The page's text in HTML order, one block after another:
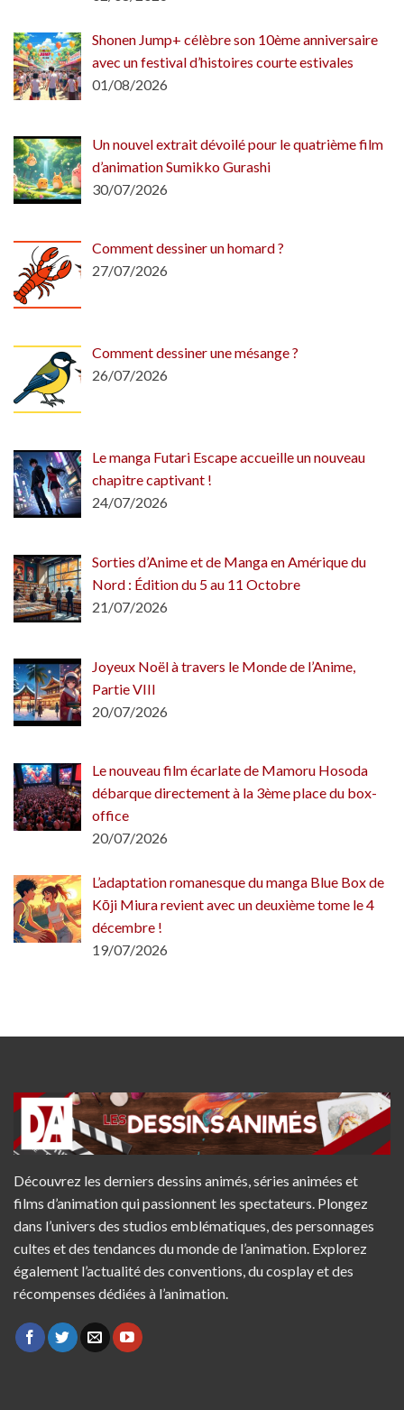
Shonen Jump+ célèbre son 10ème anniversaire
avec un festival d’histoires courte estivales
01/08/2026
Un nouvel extrait dévoilé pour le quatrième film
d’animation Sumikko Gurashi
30/07/2026
Comment dessiner un homard ?
27/07/2026
Comment dessiner une mésange ?
26/07/2026
Le manga Futari Escape accueille un nouveau
chapitre captivant !
24/07/2026
Sorties d’Anime et de Manga en Amérique du
Nord : Édition du 5 au 11 Octobre
21/07/2026
Joyeux Noël à travers le Monde de l’Anime,
Partie VIII
20/07/2026
Le nouveau film écarlate de Mamoru Hosoda
débarque directement à la 3ème place du box-
office
20/07/2026
L’adaptation romanesque du manga Blue Box de
Kōji Miura revient avec un deuxième tome le 4
décembre !
19/07/2026
Découvrez les derniers dessins animés, séries animées et
films d’animation qui passionnent les spectateurs. Plongez
dans l’univers des studios emblématiques, des personnages
cultes et des tendances du monde de l’animation. Explorez
également l’actualité des conventions, du cosplay et des
récompenses dédiées à l’animation.